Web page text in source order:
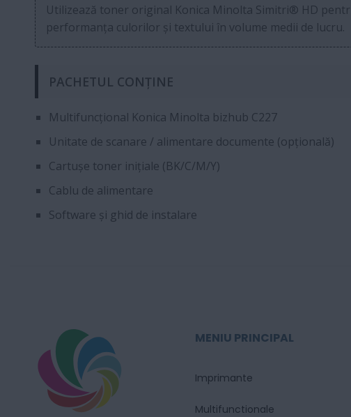
Utilizează toner original Konica Minolta Simitri® HD
performanța culorilor și textului în volume medii de lucru.
PACHETUL CONȚINE
Multifuncțional Konica Minolta bizhub C227
Unitate de scanare / alimentare documente (opțională)
Cartușe toner inițiale (BK/C/M/Y)
Cablu de alimentare
Software și ghid de instalare
MENIU PRINCIPAL
Imprimante
Multifunctionale